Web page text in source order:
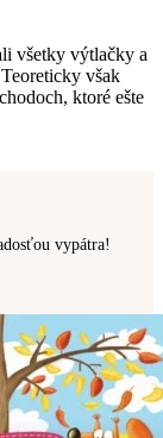
všetky výtlačky a
však
ktoré ešte
vypátra!